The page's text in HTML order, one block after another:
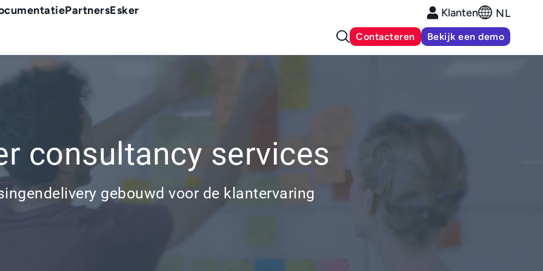
PartnersEsker Klanten NL
Contacteren Bekijk een demo
consultancy services
gebouwd voor de klantervaring